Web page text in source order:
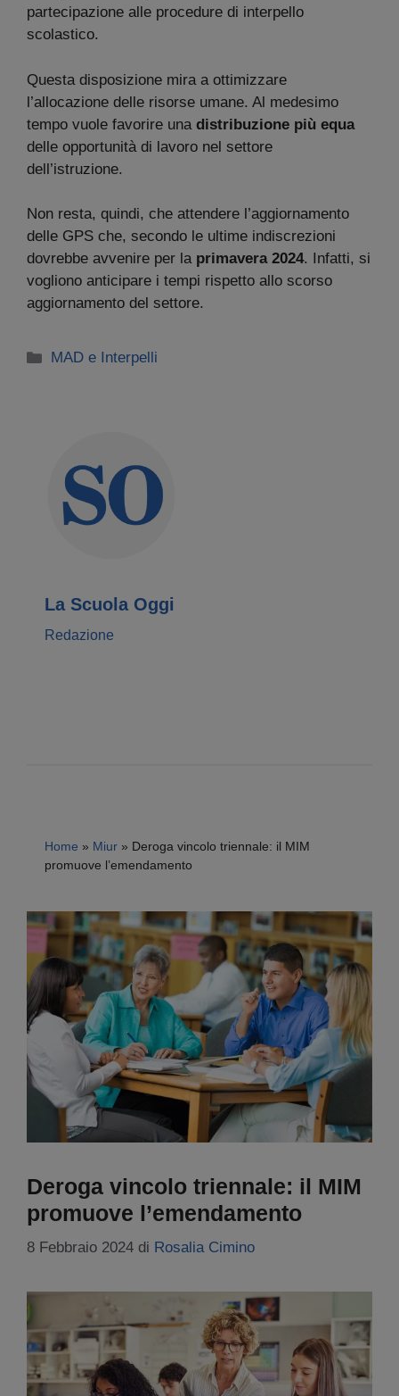
partecipazione alle procedure di interpello
scolastico.
Questa disposizione mira a ottimizzare
l’allocazione delle risorse umane. Al medesimo
tempo vuole favorire una distribuzione più equa
delle opportunità di lavoro nel settore
dell’istruzione.
Non resta, quindi, che attendere l’aggiornamento
delle GPS che, secondo le ultime indiscrezioni
dovrebbe avvenire per la primavera 2024. Infatti, si
vogliono anticipare i tempi rispetto allo scorso
aggiornamento del settore.
Categorie
MAD e Interpelli
La Scuola Oggi
Redazione
Home » Miur » Deroga vincolo triennale: il MIM
promuove l’emendamento
Deroga vincolo triennale: il MIM
promuove l’emendamento
8 Febbraio 2024 di Rosalia Cimino